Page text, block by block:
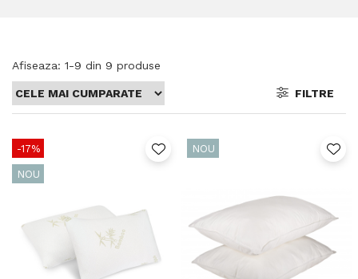
Afiseaza: 1-9 din 9 produse
FILTRE
-17%
NOU
NOU